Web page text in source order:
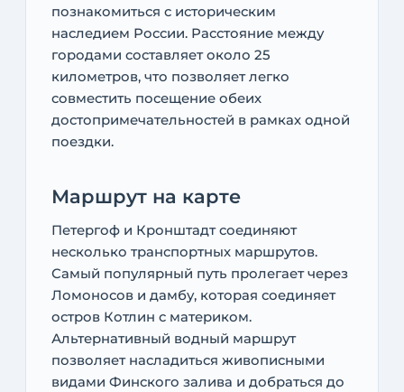
познакомиться с историческим
наследием России. Расстояние между
городами составляет около 25
километров, что позволяет легко
совместить посещение обеих
достопримечательностей в рамках одной
поездки.
Маршрут на карте
Петергоф и Кронштадт соединяют
несколько транспортных маршрутов.
Самый популярный путь пролегает через
Ломоносов и дамбу, которая соединяет
остров Котлин с материком.
Альтернативный водный маршрут
позволяет насладиться живописными
видами Финского залива и добраться до